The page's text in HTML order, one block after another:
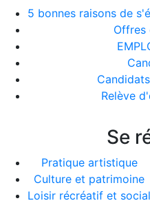
5 bonnes raisons de
Offres
Relève
Se
Pratique artistique
Culture et patrimoine
Loisir récréatif et social